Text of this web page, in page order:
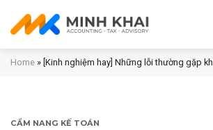
Home » [Kinh nghiệm hay] Những lỗi thường gặp
CẨM NANG KẾ TOÁN